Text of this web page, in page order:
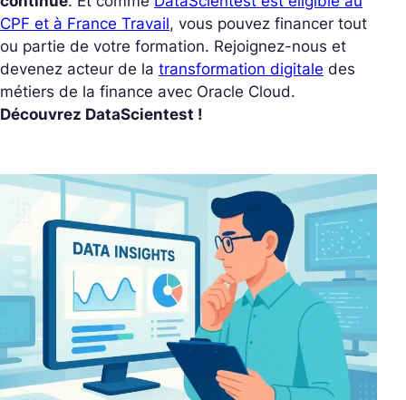
CPF et à France Travail, vous pouvez financer tout
ou partie de votre formation. Rejoignez-nous et
devenez acteur de la transformation digitale des
métiers de la finance avec Oracle Cloud.
Découvrez DataScientest !